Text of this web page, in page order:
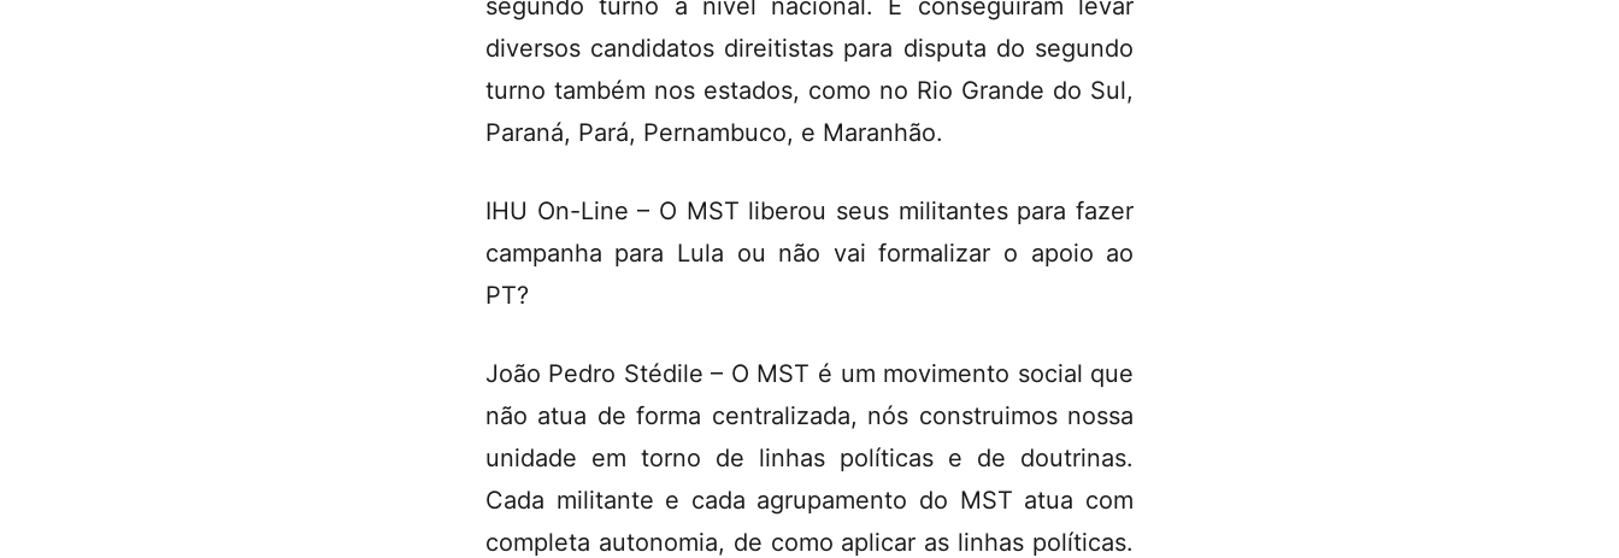
segundo turno a nível nacional. E conseguiram levar
diversos candidatos direitistas para disputa do segundo
turno também nos estados, como no Rio Grande do Sul,
Paraná, Pará, Pernambuco, e Maranhão.
IHU On-Line – O MST liberou seus militantes para fazer
campanha para Lula ou não vai formalizar o apoio ao
PT?
João Pedro Stédile – O MST é um movimento social que
não atua de forma centralizada, nós construimos nossa
unidade em torno de linhas políticas e de doutrinas.
Cada militante e cada agrupamento do MST atua com
completa autonomia, de como aplicar as linhas políticas.